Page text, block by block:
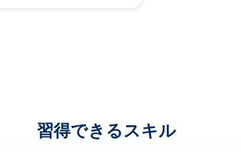
習得できるスキル